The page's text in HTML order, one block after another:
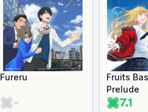
Fureru
-
Fruits
Prelude
7.1